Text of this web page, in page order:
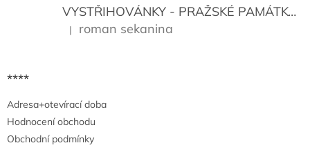
VYSTŘIHOVÁNKY - PRAŽSKÉ PAMÁTKY
Hodnocení produktu je 5 z 5 hvězdiček.
| roman sekanina
****
Adresa+otevírací doba
Hodnocení obchodu
Obchodní podmínky